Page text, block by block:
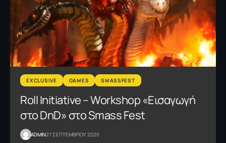
EXCLUSIVE GAMES SMASSFEST
Roll Initiative – Workshop «Εισαγωγή
στο DnD» στο Smass Fest
ADMIN27 ΣΕΠΤΕΜΒΡΙΟΥ 2020